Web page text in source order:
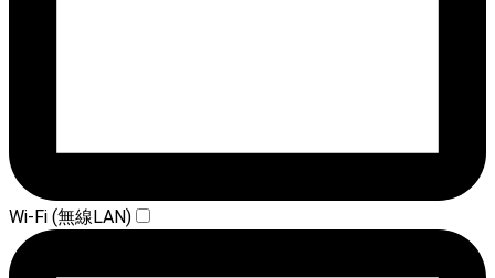
Wi-Fi (無線LAN)